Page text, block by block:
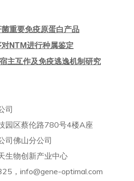
重要免疫原蛋白产品
NTM进行种属鉴定
主互作及免疫逃逸机制研究
司
园区蔡伦路780号4楼A座
司佛山分公司
生物创新产业中心
，info@gene-optimal.com